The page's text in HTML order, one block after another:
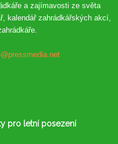
a zajímavosti ze světa
kalendář zahrádkářských akcí,
pro letní posezení